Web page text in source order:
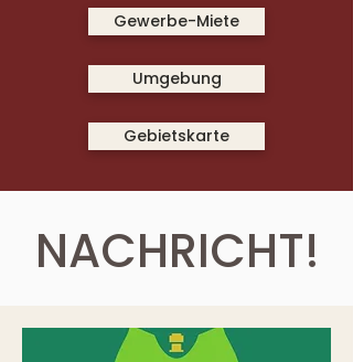
Gewerbe-Miete
Umgebung
Gebietskarte
NACHRICHT!